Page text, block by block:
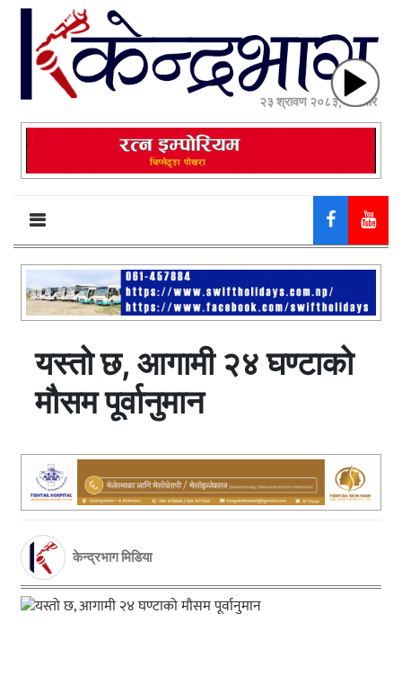
२३ श्रावण २०८३, शनिबार
यस्तो छ, आगामी २४ घण्टाको
मौसम पूर्वानुमान
केन्द्रभाग मिडिया